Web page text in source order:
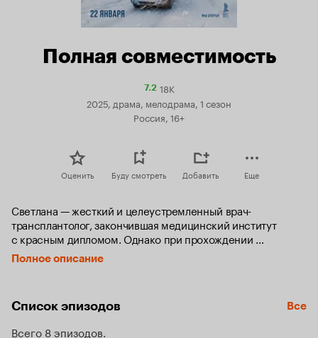
Полная совместимость
7.2Рейтинг
Кинопоиска
18K
2025, драма, мелодрама, 1 сезон
Россия, 16+
Оценить Буду смотреть Добавить Еще
Светлана — жесткий и целеустремленный врач-
трансплантолог, закончившая медицинский институт
с красным дипломом. Однако при прохождении
ординатуры в Санкт-Петербурге, Светлана, отстаивая свои
принципы, устроила скандал в больнице, после чего
медиков.
Полное описание
Список эпизодов Все
Всего 8 эпизодов